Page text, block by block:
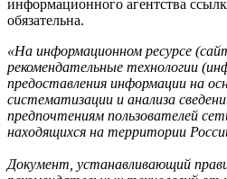
информационного агентства
обязательна.
«На информационном ресурсе
рекомендательные технологии
предоставления информации на
систематизации и анализа
предпочтениям пользователей
находящихся на территории
Документ, устанавливающий